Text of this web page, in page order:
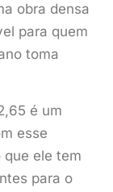
obra densa
para quem
toma
é um
esse
que ele tem
para o